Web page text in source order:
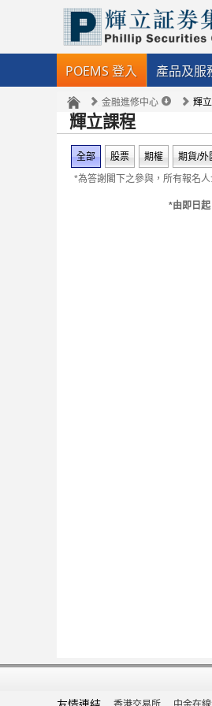
POEMS 登入 產品及服
金融進修中心 輝
輝立課程
全部 股票 期權 期貨/外
*為答謝閣下之參與，所有報名
*由即日